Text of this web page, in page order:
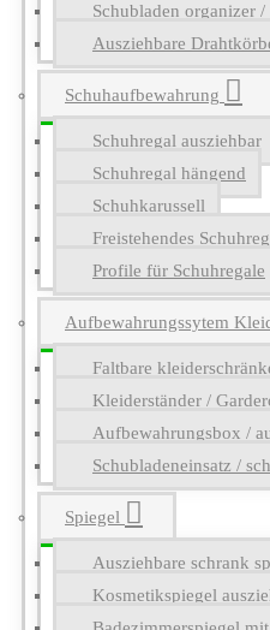
Schubladen organizer
Ausziehbare
Schuhaufbewahrung
Schuhregal ausziehbar
Schuhregal hängend
Schuhkarussell
Freistehendes
Profile für Schuhregale
Aufbewahrungssytem
Faltbare
Kleiderständer /
Aufbewahrungsbox /
Schubladeneinsatz /
Spiegel
Ausziehbare schrank
Kosmetikspiegel